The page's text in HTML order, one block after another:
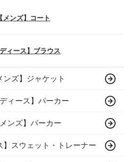
【メンズ】コート
ディース】ブラウス
ンズ】ジャケット
ディース】パーカー
メンズ】パーカー
】スウェット・トレーナー